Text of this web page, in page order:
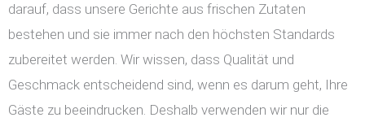
darauf, dass unsere Gerichte aus frischen Zutaten
bestehen und sie immer nach den höchsten Standards
zubereitet werden. Wir wissen, dass Qualität und
Geschmack entscheidend sind, wenn es darum geht, Ihre
Gäste zu beeindrucken. Deshalb verwenden wir nur die